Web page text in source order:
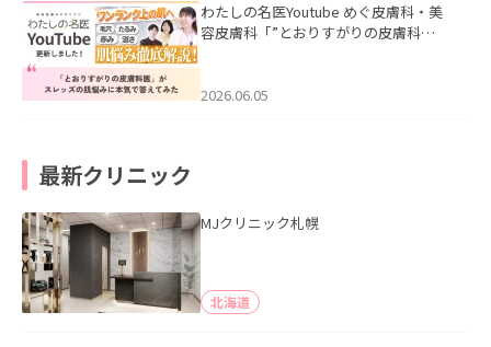
わたしの名医Youtube めぐ皮膚科・美
容皮膚科「”とおりすがりの皮膚科
2026.06.05
最新クリニック
MJクリニック札幌
北海道